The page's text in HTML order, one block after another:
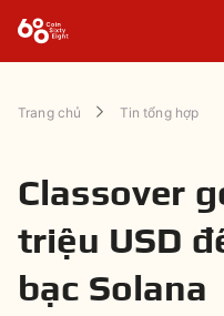
Trang chủ Tin tổng hợp
Classover
triệu USD
bạc Solana